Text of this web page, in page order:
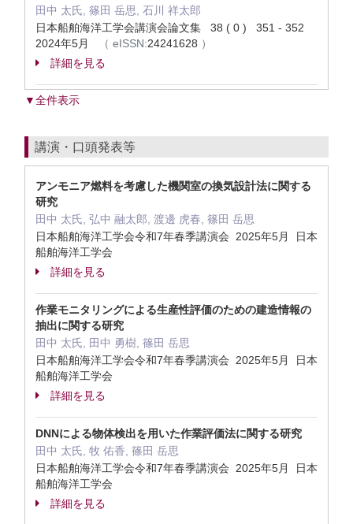
田中 太氏, 篠田 岳思, 石川 祥太郎
日本船舶海洋工学会講演会論文集 38 ( 0 ) 351 - 352
2024年5月
（ eISSN:24241628 ）
詳細を見る
▼全件表示
講演・口頭発表等
アンモニア燃料を考慮した機関室の換気設計法に関する
研究
田中 太氏, 弘中 融太郎, 渡邊 虎春, 篠田 岳思
日本船舶海洋工学会令和7年春季講演会 2025年5月 日本
船舶海洋工学会
詳細を見る
作業モニタリングによる生産性評価のための建造情報の
抽出に関する研究
田中 太氏, 田中 勇樹, 篠田 岳思
日本船舶海洋工学会令和7年春季講演会 2025年5月 日本
船舶海洋工学会
詳細を見る
DNNによる物体検出を用いた作業評価法に関する研究
田中 太氏, 牧 佑香, 篠田 岳思
日本船舶海洋工学会令和7年春季講演会 2025年5月 日本
船舶海洋工学会
詳細を見る